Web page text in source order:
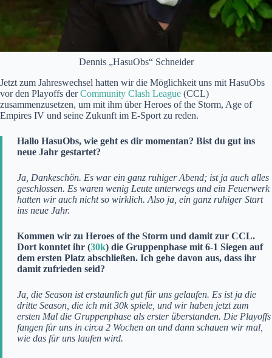
Dennis „HasuObs“ Schneider
Jetzt zum Jahreswechsel hatten wir die Möglichkeit uns mit HasuObs
vor den Playoffs derCommunity Clash League (CCL)
zusammenzusetzen, um mit ihm über Heroes of the Storm, Age of
Empires IV und seine Zukunft im E-Sport zu reden.
Hallo HasuObs, wie geht es dir momentan? Bist du gut ins
neue Jahr gestartet?
Ja, Dankeschön. Es war ein ganz ruhiger Abend; ist ja auch alles
geschlossen. Es waren wenig Leute unterwegs und ein Feuerwerk
hatten wir auch nicht so wirklich. Also ja, ein ganz ruhiger Start
ins neue Jahr.
Kommen wir zu Heroes of the Storm und damit zur CCL.
Dort konntet ihr (30k) die Gruppenphase mit 6-1 Siegen auf
dem ersten Platz abschließen. Ich gehe davon aus, dass ihr
damit zufrieden seid?
Ja, die Season ist erstaunlich gut für uns gelaufen. Es ist ja die
dritte Season, die ich mit 30k spiele, und wir haben jetzt zum
ersten Mal die Gruppenphase als erster überstanden. Die Playoffs
fangen für uns in circa 2 Wochen an und dann schauen wir mal,
wie das für uns laufen wird.